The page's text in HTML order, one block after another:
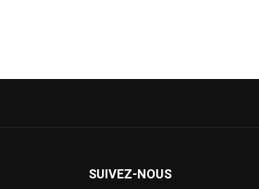
SUIVEZ-NOUS